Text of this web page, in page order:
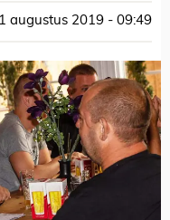
augustus 2019 - 09:49